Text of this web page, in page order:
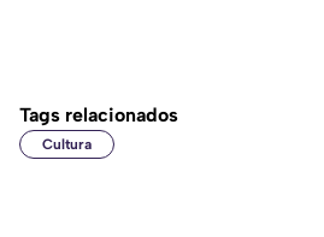
Tags relacionados
Cultura